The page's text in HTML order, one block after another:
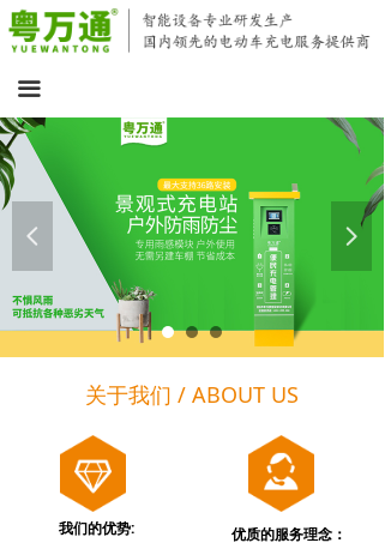
넳 넲
끀
首页
关于我们
产品展示
行业资讯
招商加盟
联系我们
关于我们 / ABOUT US
我们的优势:
优质的服务理念：